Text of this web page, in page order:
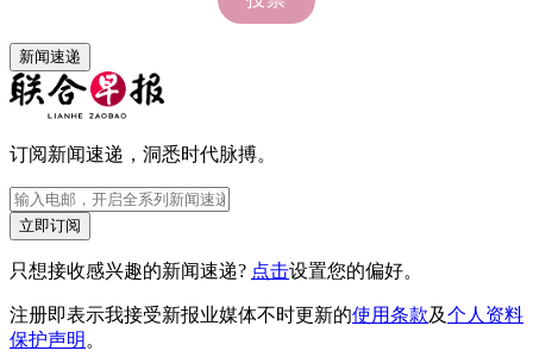
新闻速递
订阅新闻速递，洞悉时代脉搏。
立即订阅
只想接收感兴趣的新闻速递? 点击设置您的偏好。
注册即表示我接受新报业媒体不时更新的使用条款及个人资料
保护声明 。